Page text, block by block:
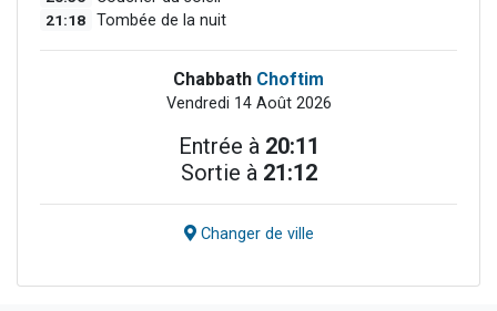
21:18 Tombée de la nuit
Chabbath Choftim
Vendredi 14 Août 2026
Entrée à 20:11
Sortie à 21:12
Changer de ville